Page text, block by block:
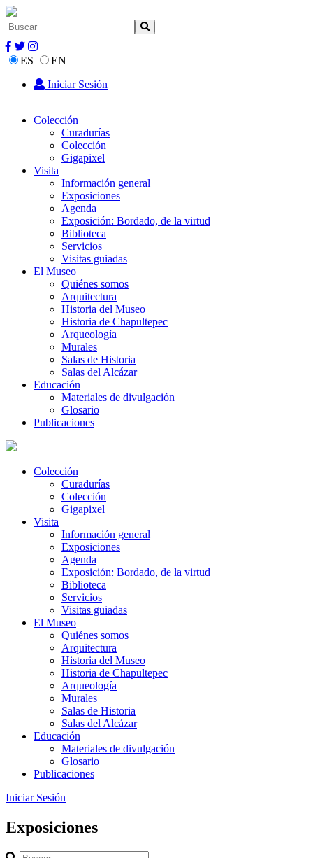
ES
EN
Iniciar Sesión
Colección
Curadurías
Colección
Gigapixel
Visita
Información general
Exposiciones
Agenda
Exposición: Bordado, de la virtud
Biblioteca
Servicios
Visitas guiadas
El Museo
Quiénes somos
Arquitectura
Historia del Museo
Historia de Chapultepec
Arqueología
Murales
Salas de Historia
Salas del Alcázar
Educación
Materiales de divulgación
Glosario
Publicaciones
Colección
Curadurías
Colección
Gigapixel
Visita
Información general
Exposiciones
Agenda
Exposición: Bordado, de la virtud
Biblioteca
Servicios
Visitas guiadas
El Museo
Quiénes somos
Arquitectura
Historia del Museo
Historia de Chapultepec
Arqueología
Murales
Salas de Historia
Salas del Alcázar
Educación
Materiales de divulgación
Glosario
Publicaciones
Iniciar Sesión
Exposiciones